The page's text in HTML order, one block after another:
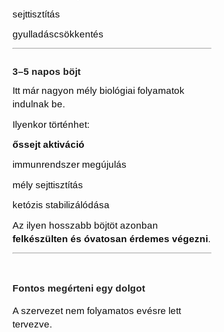
sejttisztítás
gyulladáscsökkentés
3–5 napos böjt
Itt már nagyon mély biológiai folyamatok
indulnak be.
Ilyenkor történhet:
őssejt aktiváció
immunrendszer megújulás
mély sejttisztítás
ketózis stabilizálódása
Az ilyen hosszabb böjtöt azonban
felkészülten és óvatosan érdemes végezni.
Fontos megérteni egy dolgot
A szervezet nem folyamatos evésre lett
tervezve.